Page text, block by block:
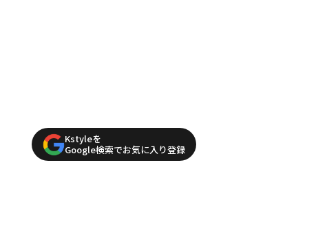
Kstyleを
Google検索でお気に入り登録